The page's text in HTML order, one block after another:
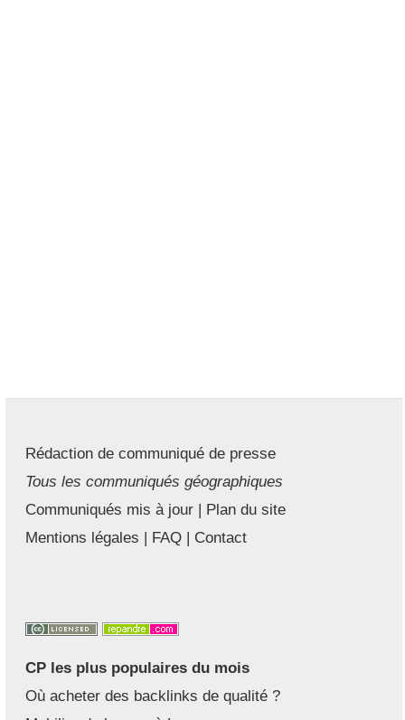
Rédaction de communiqué de presse
Tous les communiqués géographiques
Communiqués mis à jour | Plan du site
Mentions légales | FAQ | Contact
CP les plus populaires du mois
Où acheter des backlinks de qualité ?